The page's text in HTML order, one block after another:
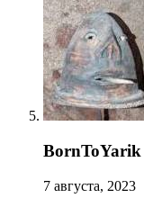
BornToYarik
7 августа, 2023